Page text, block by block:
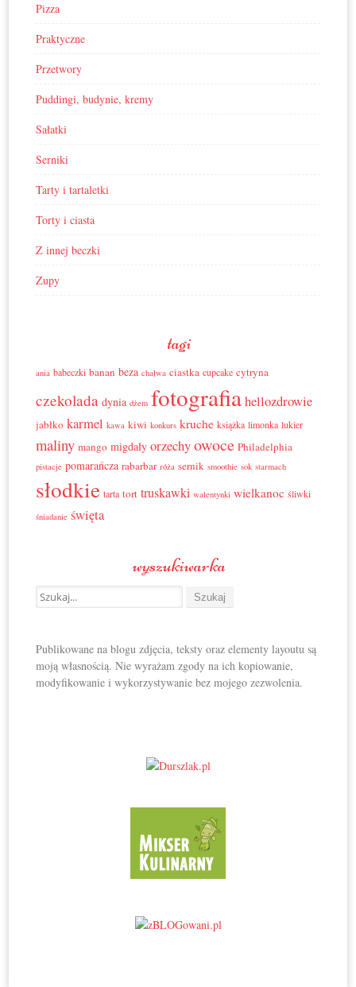
Pizza
Praktyczne
Przetwory
Puddingi, budynie, kremy
Sałatki
Serniki
Tarty i tartaletki
Torty i ciasta
Z innej beczki
Zupy
tagi
ania babeczki banan beza chałwa ciastka cupcake cytryna
czekolada dynia dżem fotografiahellozdrowie
jabłko karmel kawa kiwi konkurs kruche książka limonka lukier
maliny mango migdały orzechyowoce Philadelphia
pistacje pomarańcza rabarbar róża sernik smoothie sok starmach
słodkie tarta tort truskawki walentynki wielkanoc śliwki
śniadanie święta
wyszukiwarka
Search for:
Publikowane na blogu zdjęcia, teksty oraz elementy layoutu są
moją własnością. Nie wyrażam zgody na ich kopiowanie,
modyfikowanie i wykorzystywanie bez mojego zezwolenia.